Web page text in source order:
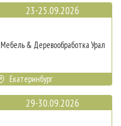
23-25.09.2026
Мебель & Деревообработка Урал
Екатеринбург
29-30.09.2026